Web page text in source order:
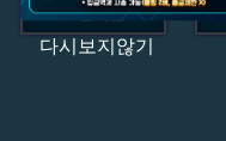
다시보지않기